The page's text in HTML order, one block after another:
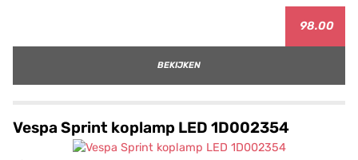
98.00
BEKIJKEN
Vespa Sprint koplamp LED 1D002354